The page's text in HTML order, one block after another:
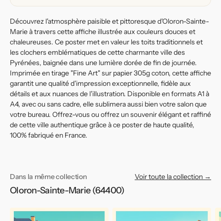
pyrénéennepyrénéenne
Découvrez l'atmosphère paisible et pittoresque d'Oloron-Sainte-
Marie à travers cette affiche illustrée aux couleurs douces et
chaleureuses. Ce poster met en valeur les toits traditionnels et
les clochers emblématiques de cette charmante ville des
Pyrénées, baignée dans une lumière dorée de fin de journée.
Imprimée en tirage "Fine Art" sur papier 305g coton, cette affiche
garantit une qualité d'impression exceptionnelle, fidèle aux
détails et aux nuances de l'illustration. Disponible en formats A1 à
A4, avec ou sans cadre, elle sublimera aussi bien votre salon que
votre bureau. Offrez-vous ou offrez un souvenir élégant et raffiné
de cette ville authentique grâce à ce poster de haute qualité,
100% fabriqué en France.
Dans la même collection
Oloron-Sainte-Marie (64400)
Voir toute la collection →
Affiche
Affiche